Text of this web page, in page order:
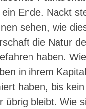
Ende. Nackt
sehen, wie
die Natur
haben.
in ihrem
haben, bis
übrig bleibt. Wie